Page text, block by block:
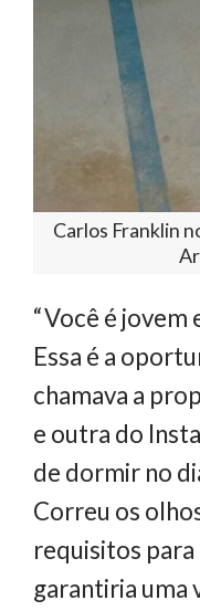
Carlos Franklin
“Você é jovem
Essa é a
chamava a
e outra do
de dormir no
Correu os
requisitos para
garantiria uma